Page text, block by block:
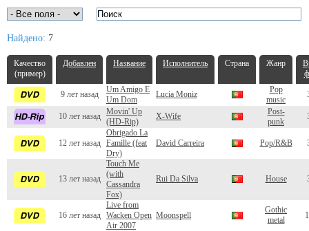
Найдено: 7
Качество
(пример)
Добавлен Название Исполнитель Страна Жанр
9 лет назад
Um Amigo E
Um Dom
Lucia Moniz
Pop
music
10 лет назад
Movin' Up
(HD-Rip)
X-Wife
Post-
punk
12 лет назад
Obrigado La
Famille (feat
Dry)
David Carreira Pop/R&B
13 лет назад
Touch Me
(with
Cassandra
Fox)
Rui Da Silva House
16 лет назад
Live from
Wacken Open
Air 2007
Moonspell
Gothic
metal